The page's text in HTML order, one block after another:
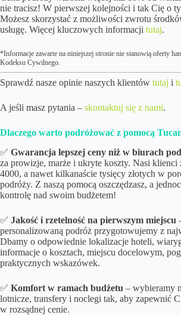
nie tracisz! W pierwszej kolejności i tak Cię o
Możesz skorzystać z możliwości zwrotu
usługę. Więcej kluczowych informacji tutaj.
*Informacje zawarte na niniejszej stronie nie stanowią oferty
Kodeksu Cywilnego.
Sprawdź nasze opinie naszych klientów tutaj i
A jeśli masz pytania – skontaktuj się z nami.
Dlaczego warto podróżować z pomocą
✅ Gwarancja lepszej ceny niż w biurach
za prowizje, marże i ukryte koszty. Nasi klienci
4000, a nawet kilkanaście tysięcy złotych w
podróży. Z naszą pomocą oszczędzasz, a
kontrolę nad swoim budżetem!
✅ Jakość i rzetelność na pierwszym miejscu
personalizowaną podróż przygotowujemy z
Dbamy o odpowiednie lokalizacje hoteli,
informacje o kosztach, miejscu docelowym,
praktycznych wskazówek.
✅ Komfort w ramach budżetu – wybieramy
lotnicze, transfery i noclegi tak, aby zapewnić
w rozsądnej cenie.